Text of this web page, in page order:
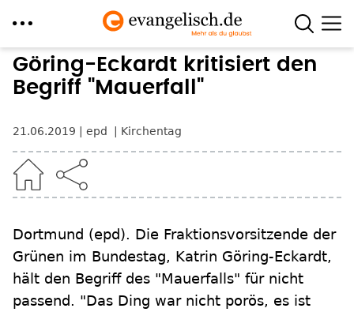
Direkt
zum
Göring-Eckardt kritisiert den
Begriff "Mauerfall"
21.06.2019 epd Kirchentag
Dortmund (epd). Die Fraktionsvorsitzende der
Grünen im Bundestag, Katrin Göring-Eckardt,
hält den Begriff des "Mauerfalls" für nicht
passend. "Das Ding war nicht porös, es ist